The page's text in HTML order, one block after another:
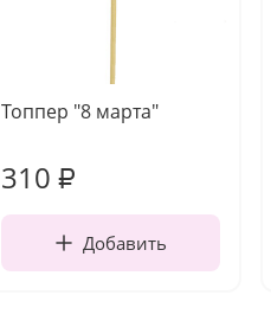
Топпер "8 марта"
310 ₽
Добавить